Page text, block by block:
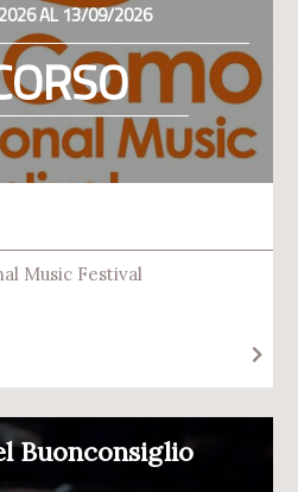
AL 13/09/2026
Music Festival
Buonconsiglio